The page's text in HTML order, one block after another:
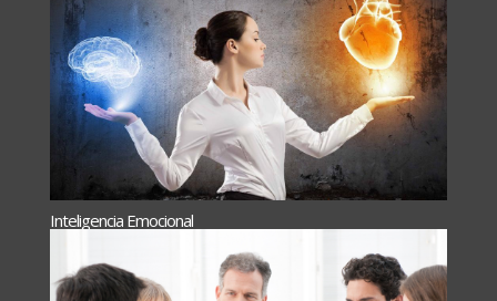
Inteligencia Emocional